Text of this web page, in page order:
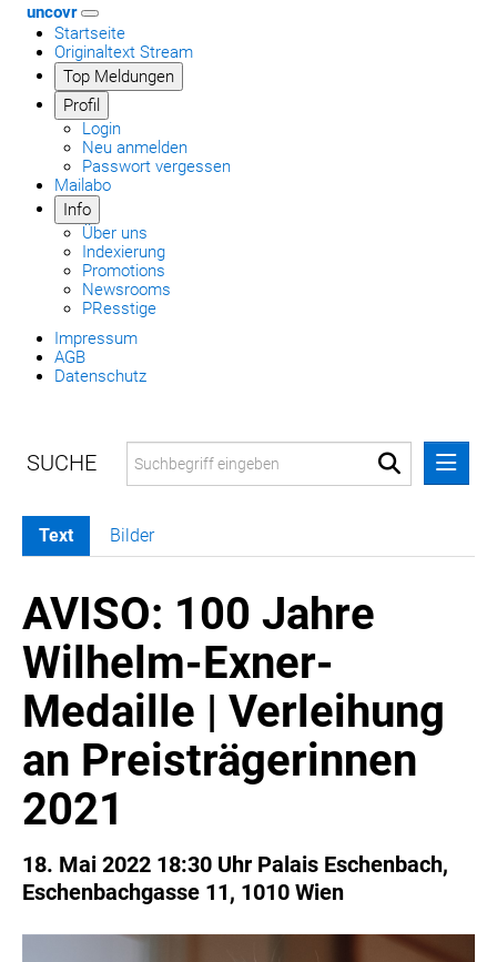
uncovr
Startseite
Originaltext Stream
Top Meldungen
Profil
Login
Neu anmelden
Passwort vergessen
Mailabo
Info
Über uns
Indexierung
Promotions
Newsrooms
PResstige
Impressum
AGB
Datenschutz
MELDUNGEN
COCA-COLA
COCA-COLA HBC ÖSTERREICH
RÖMERQUELLE
ÖSTERREICHISCHE SPORTHILFE
BARFLY'S CLUB
SPORTS MEDIA AUSTRIA
RECYCLEMICH-INITIATIVE
ALFIES
Text Bilder
AVISO: 100 Jahre
Wilhelm-Exner-
Medaille | Verleihung
an Preisträgerinnen
2021
18. Mai 2022 18:30 Uhr Palais Eschenbach,
Eschenbachgasse 11, 1010 Wien